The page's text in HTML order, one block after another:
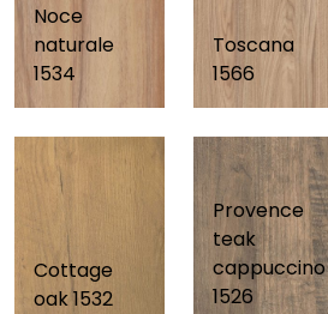
Noce
naturale
1534
Toscana
1566
Cottage
oak 1532
Provence
teak
cappuccino
1526